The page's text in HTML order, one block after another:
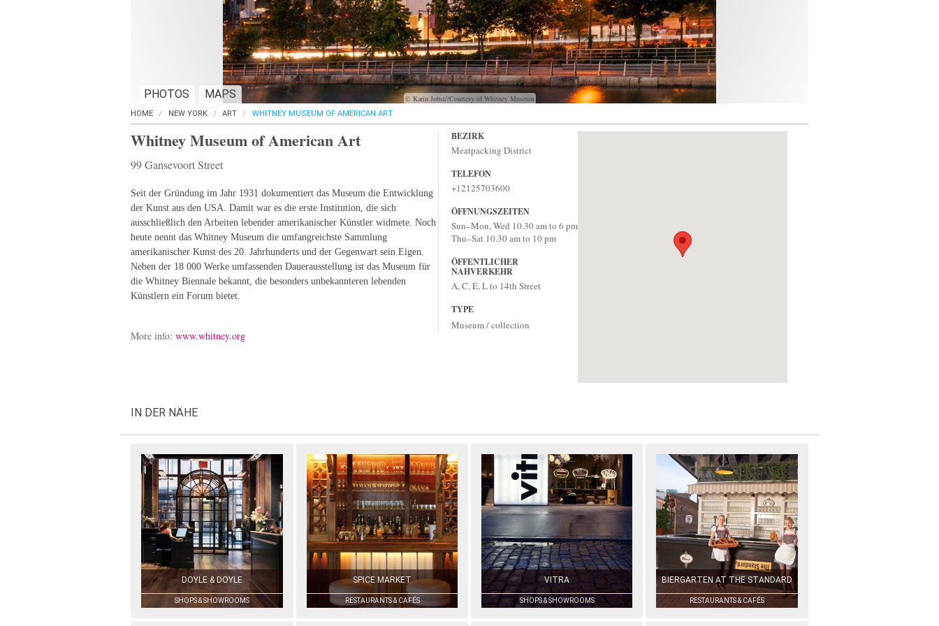
© Karin Jobst//Courtesy of Whitney Museum
PHOTOS MAPS
HOME NEW YORK ART WHITNEY MUSEUM OF AMERICAN ART
Whitney Museum of American Art
99 Gansevoort Street
Seit der Gründung im Jahr 1931 dokumentiert das Museum die Entwicklung
der Kunst aus den USA. Damit war es die erste Institution, die sich
ausschließlich den Arbeiten lebender amerikanischer Künstler widmete. Noch
heute nennt das Whitney Museum die umfangreichste Sammlung
amerikanischer Kunst des 20. Jahrhunderts und der Gegenwart sein Eigen.
Neben der 18 000 Werke umfassenden Dauerausstellung ist das Museum für
die Whitney Biennale bekannt, die besonders unbekannteren lebenden
Künstlern ein Forum bietet.
More info: www.whitney.org
BEZIRK
Meatpacking District
TELEFON
+12125703600
ÖFFNUNGSZEITEN
Sun–Mon, Wed 10.30 am to 6 pm
Thu–Sat 10.30 am to 10 pm
ÖFFENTLICHER
NAHVERKEHR
A, C, E, L to 14th Street
TYPE
Museum / collection
IN DER NÄHE
DOYLE & DOYLE
SHOPS & SHOWROOMS
SPICE MARKET
RESTAURANTS & CAFÉS
VITRA
SHOPS & SHOWROOMS
BIERGARTEN AT THE STANDARD
RESTAURANTS & CAFÉS